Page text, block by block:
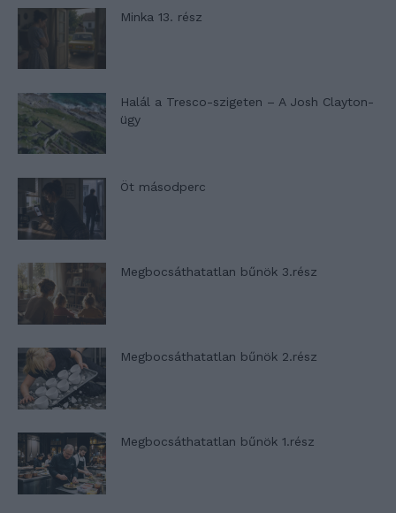
Minka 13. rész
Halál a Tresco-szigeten – A Josh Clayton-
ügy
Öt másodperc
Megbocsáthatatlan bűnök 3.rész
Megbocsáthatatlan bűnök 2.rész
Megbocsáthatatlan bűnök 1.rész